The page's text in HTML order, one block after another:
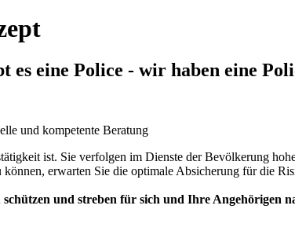
eine Police - wir haben eine
und kompetente Beratung
ist. Sie verfolgen im Dienste der Bevölkerung
erwarten Sie die optimale Absicherung für die
und streben für sich und Ihre Angehörigen